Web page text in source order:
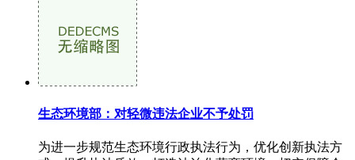
生态环境部：对轻微违法企业不予处罚
为进一步规范生态环境行政执法行为，优化创新执法方